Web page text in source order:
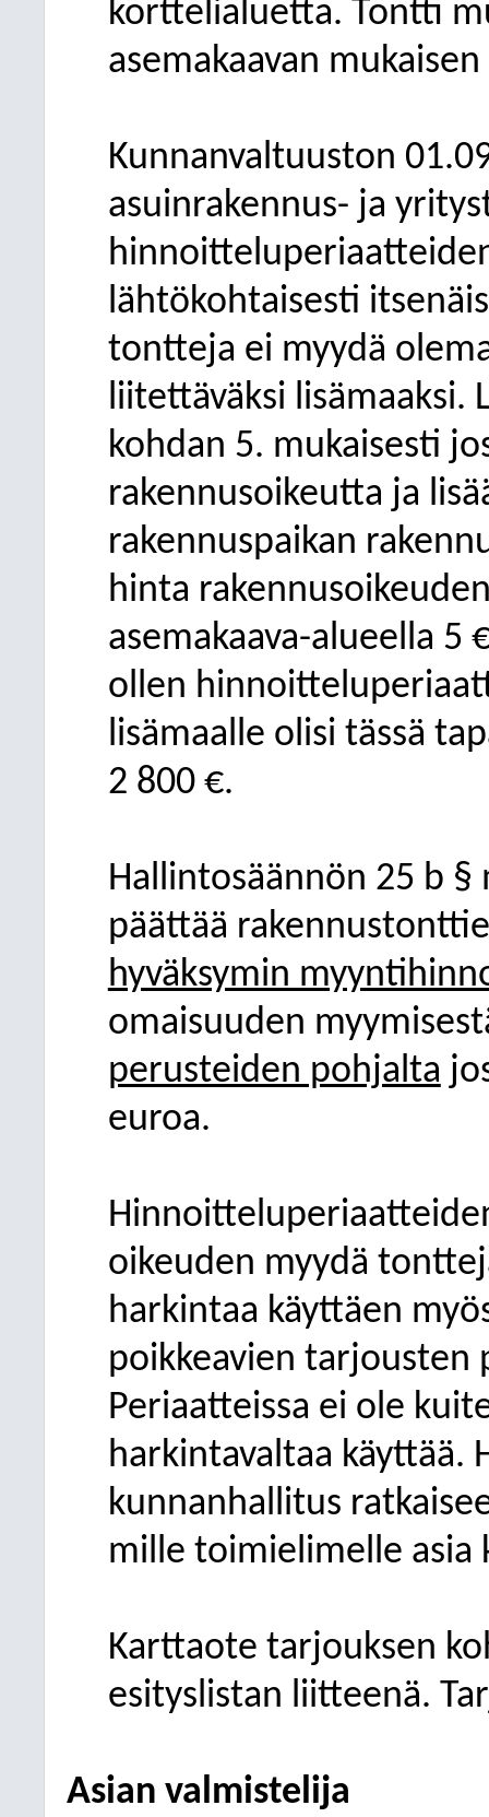
korttelialuetta. Tontti
asemakaavan
Kunnanvaltuuston
asuinrakennus- ja
lähtökohtaisesti
tontteja ei myydä
liitettäväksi lisämaaksi.
kohdan 5. mukaisesti
rakennusoikeutta ja
rakennuspaikan
hinta
asemakaava-alueella 5
ollen
lisämaalle olisi tässä
2 800 €.
Hallintosäännön 25 b
päättää
hyväksymin
omaisuuden
perusteiden pohjalta
euroa.
oikeuden myydä
harkintaa käyttäen
poikkeavien tarjousten
Periaatteissa ei ole
harkintavaltaa käyttää.
kunnanhallitus
mille toimielimelle asia
Karttaote tarjouksen
esityslistan liitteenä.
Asian valmistelija